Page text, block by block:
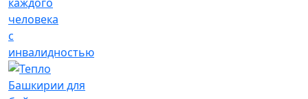
человека
с
инвалидностью